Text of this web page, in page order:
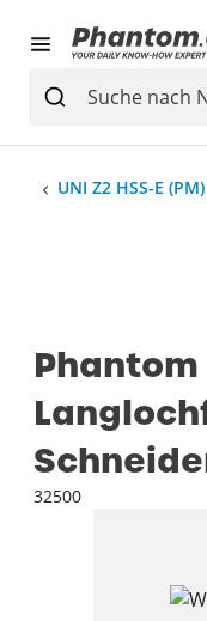
UNI Z2 HSS-E
Phantom
32500